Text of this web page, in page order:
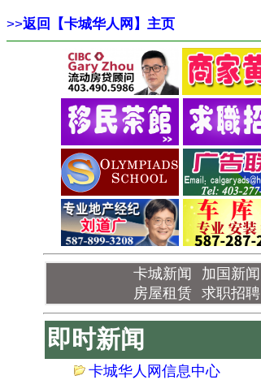
>>返回【卡城华人网】主页
卡城新闻 加国新闻
房屋租赁 求职招聘
即时新闻
卡城华人网信息中心